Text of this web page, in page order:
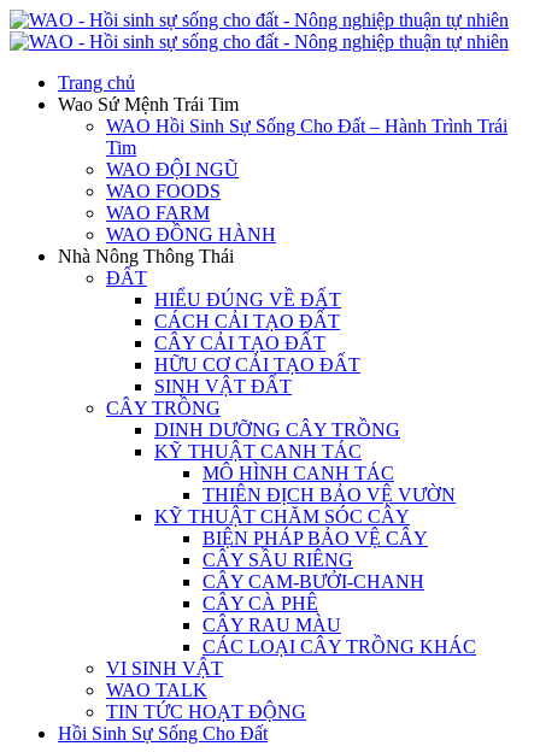
Trang chủ
Wao Sứ Mệnh Trái Tim
WAO Hồi Sinh Sự Sống Cho Đất – Hành Trình Trái
Tim
WAO ĐỘI NGŨ
WAO FOODS
WAO FARM
WAO ĐỒNG HÀNH
Nhà Nông Thông Thái
ĐẤT
HIỂU ĐÚNG VỀ ĐẤT
CÁCH CẢI TẠO ĐẤT
CÂY CẢI TẠO ĐẤT
HỮU CƠ CẢI TẠO ĐẤT
SINH VẬT ĐẤT
CÂY TRỒNG
DINH DƯỠNG CÂY TRỒNG
KỸ THUẬT CANH TÁC
MÔ HÌNH CANH TÁC
THIÊN ĐỊCH BẢO VỆ VƯỜN
KỸ THUẬT CHĂM SÓC CÂY
BIỆN PHÁP BẢO VỆ CÂY
CÂY SẦU RIÊNG
CÂY CAM-BƯỞI-CHANH
CÂY CÀ PHÊ
CÂY RAU MÀU
CÁC LOẠI CÂY TRỒNG KHÁC
VI SINH VẬT
WAO TALK
TIN TỨC HOẠT ĐỘNG
Hồi Sinh Sự Sống Cho Đất